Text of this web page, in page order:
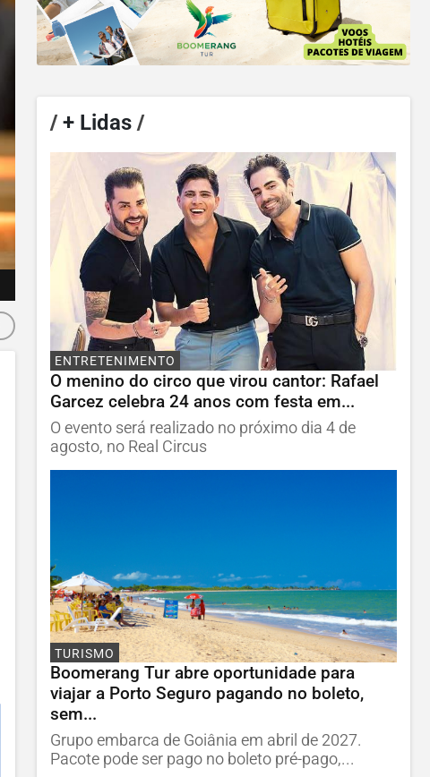
/+ Lidas /
ENTRETENIMENTO
O menino do circo que virou cantor: Rafael
Garcez celebra 24 anos com festa em...
O evento será realizado no próximo dia 4 de
agosto, no Real Circus
TURISMO
Boomerang Tur abre oportunidade para
viajar a Porto Seguro pagando no boleto,
sem...
Grupo embarca de Goiânia em abril de 2027.
Pacote pode ser pago no boleto pré-pago,...